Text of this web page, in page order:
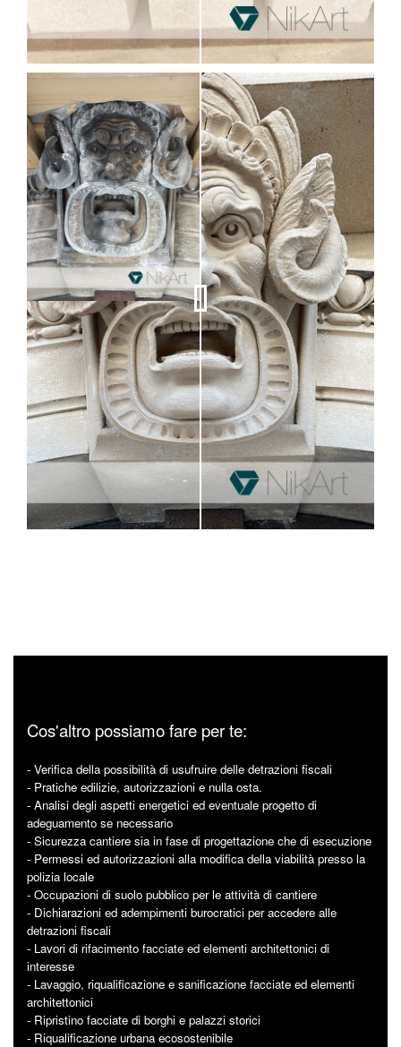
Cos'altro possiamo fare per te:
- Verifica della possibilità di usufruire delle detrazioni fiscali
- Pratiche edilizie, autorizzazioni e nulla osta.
- Analisi degli aspetti energetici ed eventuale progetto di
adeguamento se necessario
- Sicurezza cantiere sia in fase di progettazione che di esecuzione
- Permessi ed autorizzazioni alla modifica della viabilità presso la
polizia locale
- Occupazioni di suolo pubblico per le attività di cantiere
- Dichiarazioni ed adempimenti burocratici per accedere alle
detrazioni fiscali
- Lavori di rifacimento facciate ed elementi architettonici di
interesse
- Lavaggio, riqualificazione e sanificazione facciate ed elementi
architettonici
- Ripristino facciate di borghi e palazzi storici
- Riqualificazione urbana ecosostenibile